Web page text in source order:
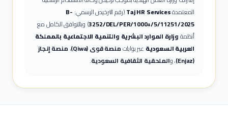
المعتمدةTaj HR Services(رقم الترخيص الرسمي: B-
3252/DEL/PER/1000+/5/11251/2025) وبالتوافق الكامل مع
أنظمةوزارة الموارد البشرية والتنمية الاجتماعية بالمملكة
العربية السعودية عبر بواباتمنصة قوى (Qiwa) ،منصة إنجاز
(Enjaz)
، والملحقية الثقافية السعودية.